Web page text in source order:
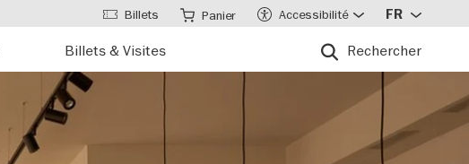
Billets & Visites Rechercher
Billets Panier Accessibilité FR